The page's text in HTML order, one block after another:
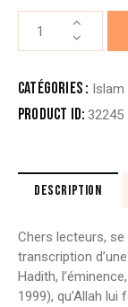
EST
PRÉDICATION
Catégories : Islam
Product ID:32245
DESCRIPTION
Chers lecteurs,
transcription
Hadith,
1999), qu’Allah